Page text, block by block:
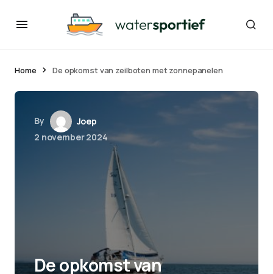
Home De opkomst van zeilboten met zonnepanelen
By
Joep
2 november 2024
De opkomst van